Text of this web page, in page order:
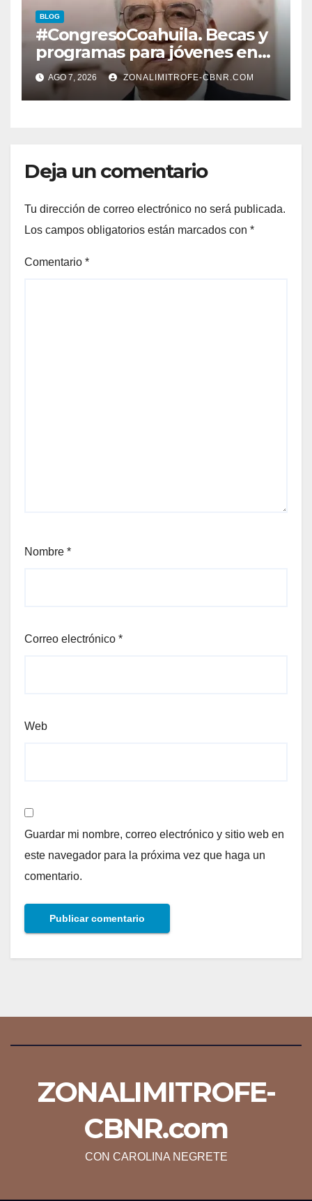
BLOG
#CongresoCoahuila. Becas y
programas para jóvenes en
áreas agropecuarias, plantea
Raúl Onofre
AGO 7, 2026 ZONALIMITROFE-CBNR.COM
Deja un comentario
Tu dirección de correo electrónico no será publicada.
Los campos obligatorios están marcados con *
Comentario *
Nombre *
Correo electrónico *
Web
Guardar mi nombre, correo electrónico y sitio web en
este navegador para la próxima vez que haga un
comentario.
ZONALIMITROFE-
CBNR.com
CON CAROLINA NEGRETE